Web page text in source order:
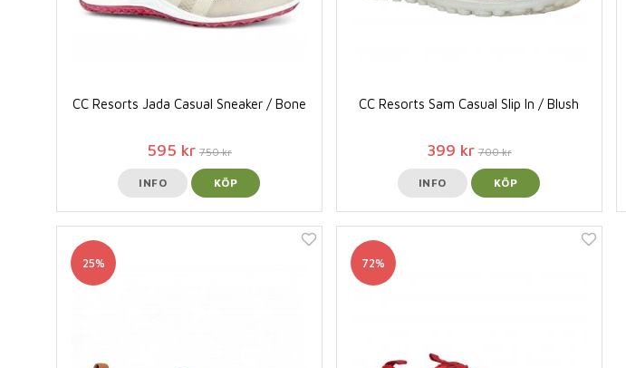
CC Resorts Jada Casual Sneaker / Bone
595 kr 750 kr
INFO KÖP
CC Resorts Sam Casual Slip In / Blush
399 kr 700 kr
INFO KÖP
25% 72%